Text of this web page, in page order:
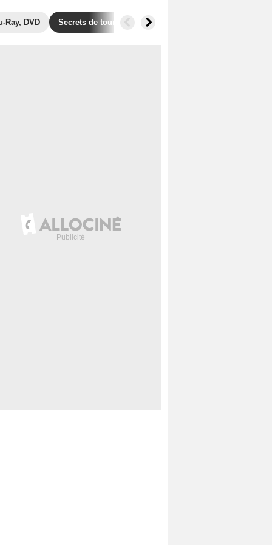
Ray, DVD Secrets de tournage